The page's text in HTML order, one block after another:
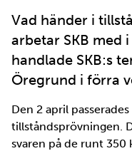
Vad händer i
arbetar SKB med
handlade SKB:s
Öregrund i förra
Den 2 april
tillståndsprövningen.
svaren på de runt